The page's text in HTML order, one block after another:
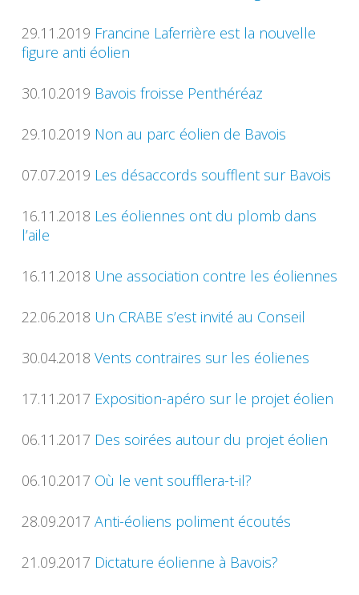
29.11.2019 Francine Laferrière est la nouvelle
figure anti éolien
30.10.2019 Bavois froisse Penthéréaz
29.10.2019 Non au parc éolien de Bavois
07.07.2019 Les désaccords soufflent sur Bavois
16.11.2018 Les éoliennes ont du plomb dans
l’aile
16.11.2018 Une association contre les éoliennes
22.06.2018 Un CRABE s’est invité au Conseil
30.04.2018 Vents contraires sur les éolienes
17.11.2017 Exposition-apéro sur le projet éolien
06.11.2017 Des soirées autour du projet éolien
06.10.2017 Où le vent soufflera-t-il?
28.09.2017 Anti-éoliens poliment écoutés
21.09.2017 Dictature éolienne à Bavois?